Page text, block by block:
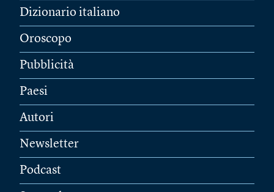
Dizionario italiano
Oroscopo
Pubblicità
Paesi
Autori
Newsletter
Podcast